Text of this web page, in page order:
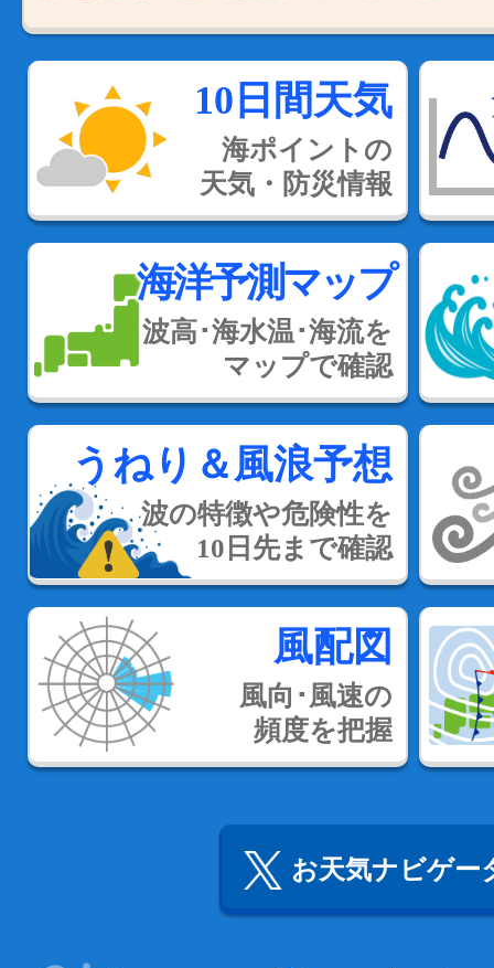
10日間天気
海ポイントの
天気・防災情報
海洋予測マップ
波高･海水温･海流を
マップで確認
うねり＆風浪予想
波の特徴や危険性を
10日先まで確認
風配図
風向･風速の
頻度を把握
お天気ナビゲー